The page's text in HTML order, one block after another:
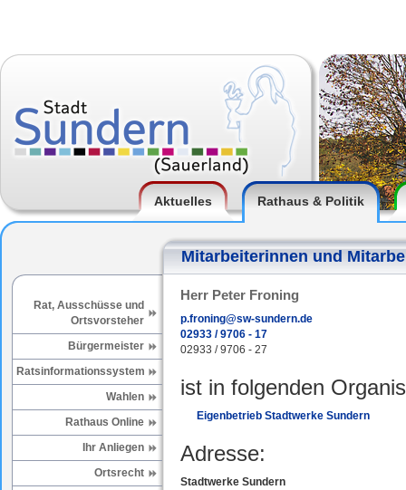
Aktuelles Rathaus & Politik
Mitarbeiterinnen und
Rat, Ausschüsse und
Ortsvorsteher
Bürgermeister
Ratsinformationssystem
Wahlen
Rathaus Online
Ihr Anliegen
Ortsrecht
Herr Peter Froning
p.froning@sw-sundern.de
02933 / 9706 - 17
02933 / 9706 - 27
ist in folgenden
Eigenbetrieb Stadtwerke Sundern
Adresse:
Stadtwerke Sundern